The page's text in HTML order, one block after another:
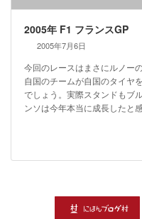
2005年 F1 フランスGP
2005年7月6日
今回のレースはまさにルノー
自国のチームが自国のタイヤ
でしょう。実際スタンドもブ
ンソは今年本当に成長したと